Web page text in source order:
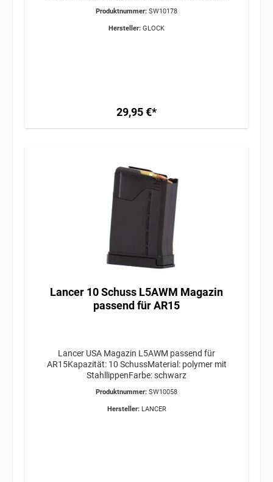
Produktnummer: SW10178
Hersteller: GLOCK
29,95 €*
Lancer 10 Schuss L5AWM Magazin
passend für AR15
Lancer USA Magazin L5AWM passend für
AR15Kapazität: 10 SchussMaterial: polymer mit
StahllippenFarbe: schwarz
Produktnummer: SW10058
Hersteller: LANCER